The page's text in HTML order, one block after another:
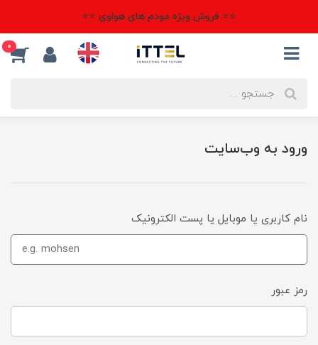
⭐⭐ فروش ویژه مودم های هواوی ⭐⭐
0
ورود به وب‌سایت
نام کاربری یا موبایل یا پست الکترونیک
رمز عبور